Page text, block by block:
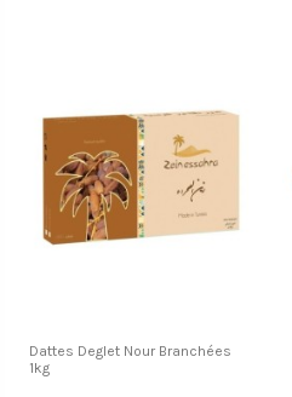
Dattes Deglet Nour Branchées
1kg